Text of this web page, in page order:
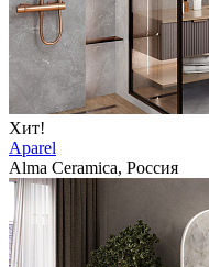
Хит!
Aparel
Alma Ceramica, Россия